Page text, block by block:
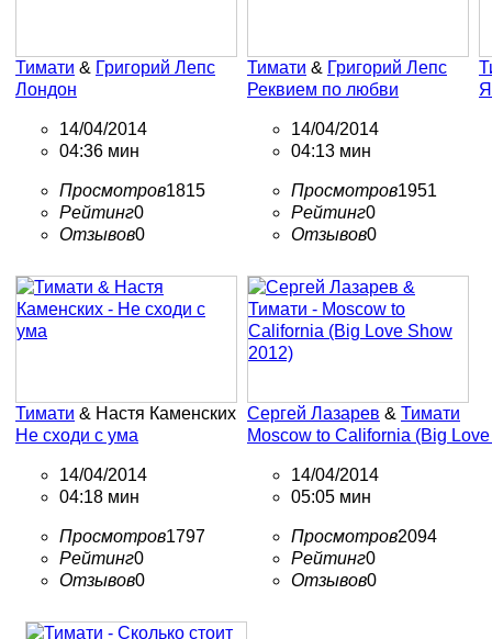
Тимати & Григорий Лепс
Лондон
14/04/2014
04:36 мин
Просмотров1815
Рейтинг0
Отзывов0
Тимати & Григорий Лепс
Реквием по любви
14/04/2014
04:13 мин
Просмотров1951
Рейтинг0
Отзывов0
Тимати & Настя Каменских
Не сходи с ума
14/04/2014
04:18 мин
Просмотров1797
Рейтинг0
Отзывов0
Сергей Лазарев & Тимати
Moscow to California (Big
14/04/2014
05:05 мин
Просмотров2094
Рейтинг0
Отзывов0